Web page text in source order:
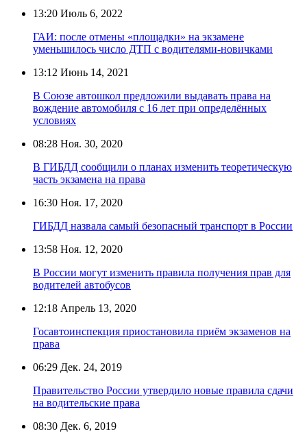
13:20 Июль 6, 2022
ГАИ: после отмены «площадки» на экзамене
уменьшилось число ДТП с водителями-новичками
13:12 Июнь 14, 2021
В Союзе автошкол предложили выдавать права на
вождение автомобиля с 16 лет при определённых
условиях
08:28 Ноя. 30, 2020
В ГИБДД сообщили о планах изменить теоретическую
часть экзамена на права
16:30 Ноя. 17, 2020
ГИБДД назвала самый безопасный транспорт в России
13:58 Ноя. 12, 2020
В России могут изменить правила получения прав для
водителей автобусов
12:18 Апрель 13, 2020
Госавтоинспекция приостановила приём экзаменов на
права
06:29 Дек. 24, 2019
Правительство России утвердило новые правила сдачи
на водительские права
08:30 Дек. 6, 2019